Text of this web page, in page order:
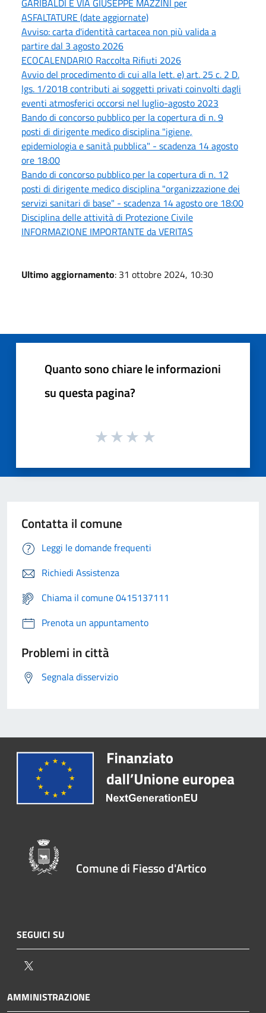
ASFALTATURE (date aggiornate)
Avviso: carta d'identità cartacea non più valida a
partire dal 3 agosto 2026
ECOCALENDARIO Raccolta Rifiuti 2026
Avvio del procedimento di cui alla lett. e) art. 25 c. 2 D.
lgs. 1/2018 contributi ai soggetti privati coinvolti dagli
eventi atmosferici occorsi nel luglio-agosto 2023
Bando di concorso pubblico per la copertura di n. 9
posti di dirigente medico disciplina "igiene,
epidemiologia e sanità pubblica" - scadenza 14 agosto
ore 18:00
Bando di concorso pubblico per la copertura di n. 12
posti di dirigente medico disciplina "organizzazione dei
servizi sanitari di base" - scadenza 14 agosto ore 18:00
Disciplina delle attività di Protezione Civile
INFORMAZIONE IMPORTANTE da VERITAS
Ultimo aggiornamento: 31 ottobre 2024, 10:30
Quanto sono chiare le informazioni
su questa pagina?
Contatta il comune
Leggi le domande frequenti
Richiedi Assistenza
Chiama il comune 0415137111
Prenota un appuntamento
Problemi in città
Segnala disservizio
Comune di Fiesso d'Artico
SEGUICI SU
AMMINISTRAZIONE